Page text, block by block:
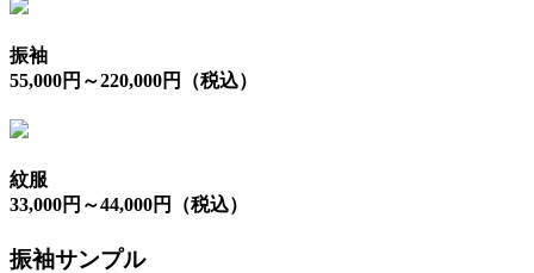
振袖
55,000円～220,000円（税込）
紋服
33,000円～44,000円（税込）
振袖サンプル